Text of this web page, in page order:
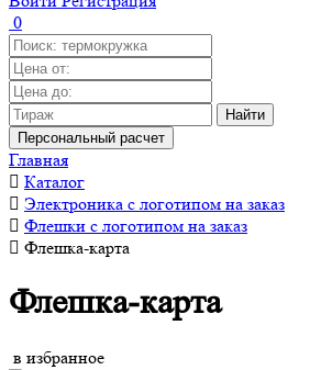
0
Найти
Персональный расчет
Главная
Каталог
Электроника с логотипом на заказ
Флешки с логотипом на заказ
Флешка-карта
Флешка-карта
в избранное